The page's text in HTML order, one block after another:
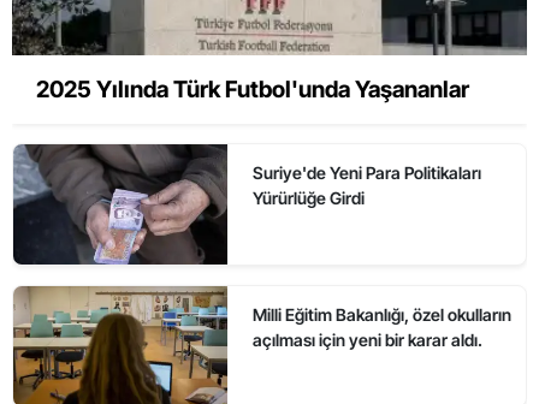
2025 Yılında Türk Futbol'unda Yaşananlar
Suriye'de Yeni Para Politikaları
Yürürlüğe Girdi
Milli Eğitim Bakanlığı, özel okulların
açılması için yeni bir karar aldı.